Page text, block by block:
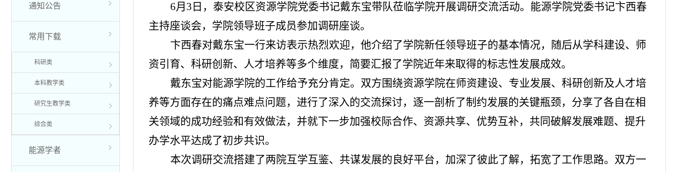
通知公告
常用下载
科研类
本科教学类
研究生教学类
综合类
能源学者
6月3日，泰安校区资源学院党委书记戴东宝带队莅临学院开展调研交流活动。能源学院党委书记卞西春
主持座谈会，学院领导班子成员参加调研座谈。
卞西春对戴东宝一行来访表示热烈欢迎，他介绍了学院新任领导班子的基本情况，随后从学科建设、师
资引育、科研创新、人才培养等多个维度，简要汇报了学院近年来取得的标志性发展成效。
戴东宝对能源学院的工作给予充分肯定。双方围绕资源学院在师资建设、专业发展、科研创新及人才培
养等方面存在的痛点难点问题，进行了深入的交流探讨，逐一剖析了制约发展的关键瓶颈，分享了各自在相
关领域的成功经验和有效做法，并就下一步加强校际合作、资源共享、优势互补，共同破解发展难题、提升
办学水平达成了初步共识。
本次调研交流搭建了两院互学互鉴、共谋发展的良好平台，加深了彼此了解，拓宽了工作思路。双方一